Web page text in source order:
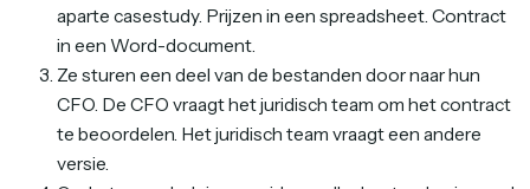
aparte casestudy. Prijzen in een spreadsheet. Contract
in een Word-document.
Ze sturen een deel van de bestanden door naar hun
CFO. De CFO vraagt het juridisch team om het contract
te beoordelen. Het juridisch team vraagt een andere
versie.